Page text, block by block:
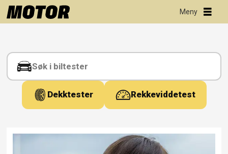
Tag:
frp
Dekktester Rekkeviddetest